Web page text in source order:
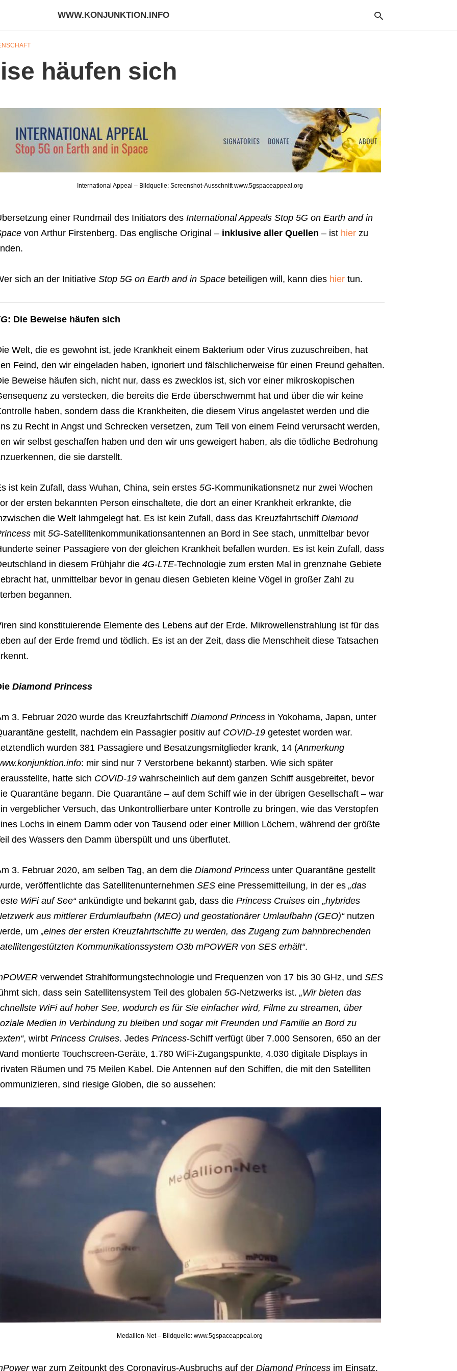
WWW.KONJUNKTION.INFO
häufen sich
International Appeal – Bildquelle: Screenshot-Ausschnitt www.5gspaceappeal.org
einer Rundmail des Initiators des International Appeals Stop 5G on Earth and in
von Arthur Firstenberg. Das englische Original – inklusive aller Quellen – ist hierzu
sich an der Initiative Stop 5G on Earth and in Spacebeteiligen will, kann dies hiertun.
: Die Beweise häufen sich
Welt, die es gewohnt ist, jede Krankheit einem Bakterium oder Virus zuzuschreiben, hat
Feind, den wir eingeladen haben, ignoriert und fälschlicherweise für einen Freund gehalten.
Beweise häufen sich, nicht nur, dass es zwecklos ist, sich vor einer mikroskopischen
zu verstecken, die bereits die Erde überschwemmt hat und über die wir keine
haben, sondern dass die Krankheiten, die diesem Virus angelastet werden und die
zu Recht in Angst und Schrecken versetzen, zum Teil von einem Feind verursacht werden,
wir selbst geschaffen haben und den wir uns geweigert haben, als die tödliche Bedrohung
die sie darstellt.
ist kein Zufall, dass Wuhan, China, sein erstes 5G-Kommunikationsnetz nur zwei Wochen
der ersten bekannten Person einschaltete, die dort an einer Krankheit erkrankte, die
die Welt lahmgelegt hat. Es ist kein Zufall, dass das Kreuzfahrtschiff Diamond
mit 5G-Satellitenkommunikationsantennen an Bord in See stach, unmittelbar bevor
seiner Passagiere von der gleichen Krankheit befallen wurden. Es ist kein Zufall, dass
in diesem Frühjahr die 4G-LTE-Technologie zum ersten Mal in grenznahe Gebiete
hat, unmittelbar bevor in genau diesen Gebieten kleine Vögel in großer Zahl zu
begannen.
sind konstituierende Elemente des Lebens auf der Erde. Mikrowellenstrahlung ist für das
auf der Erde fremd und tödlich. Es ist an der Zeit, dass die Menschheit diese Tatsachen
Diamond Princess
3. Februar 2020 wurde das Kreuzfahrtschiff Diamond Princessin Yokohama, Japan, unter
gestellt, nachdem ein Passagier positiv auf COVID-19getestet worden war.
wurden 381 Passagiere und Besatzungsmitglieder krank, 14 (Anmerkung
: mir sind nur 7 Verstorbene bekannt) starben. Wie sich später
hatte sich COVID-19wahrscheinlich auf dem ganzen Schiff ausgebreitet, bevor
Quarantäne begann. Die Quarantäne – auf dem Schiff wie in der übrigen Gesellschaft – war
vergeblicher Versuch, das Unkontrollierbare unter Kontrolle zu bringen, wie das Verstopfen
Lochs in einem Damm oder von Tausend oder einer Million Löchern, während der größte
des Wassers den Damm überspült und uns überflutet.
3. Februar 2020, am selben Tag, an dem die Diamond Princessunter Quarantäne gestellt
veröffentlichte das Satellitenunternehmen SESeine Pressemitteilung, in der es „das
WiFi auf See“ankündigte und bekannt gab, dass die Princess Cruisesein „hybrides
aus mittlerer Erdumlaufbahn (MEO) und geostationärer Umlaufbahn (GEO)“nutzen
um „eines der ersten Kreuzfahrtschiffe zu werden, das Zugang zum bahnbrechenden
Kommunikationssystem O3b mPOWER von SES erhält“.
verwendet Strahlformungstechnologie und Frequenzen von 17 bis 30 GHz, und SES
sich, dass sein Satellitensystem Teil des globalen 5G-Netzwerks ist. „Wir bieten das
WiFi auf hoher See, wodurch es für Sie einfacher wird, Filme zu streamen, über
Medien in Verbindung zu bleiben und sogar mit Freunden und Familie an Bord zu
, wirbt Princess Cruises. Jedes Princess-Schiff verfügt über 7.000 Sensoren, 650 an der
montierte Touchscreen-Geräte, 1.780 WiFi-Zugangspunkte, 4.030 digitale Displays in
Räumen und 75 Meilen Kabel. Die Antennen auf den Schiffen, die mit den Satelliten
sind riesige Globen, die so aussehen:
Medallion-Net – Bildquelle: www.5gspaceappeal.org
war zum Zeitpunkt des Coronavirus-Ausbruchs auf der Diamond Princessim Einsatz.